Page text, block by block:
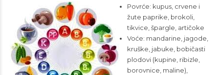
Povrće: kupus, crvene i
žute paprike, brokoli,
tikvice, špargle, artičoke
Voće: mandarine, jagode,
kruške, jabuke, bobičasti
plodovi (kupine, ribizle,
borovnice, maline),